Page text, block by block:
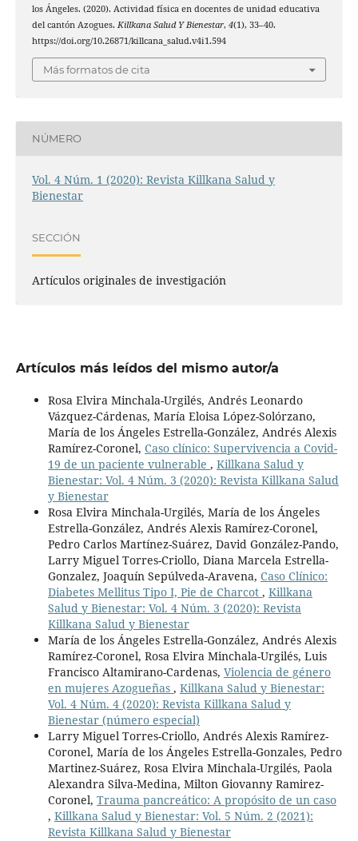
los Ángeles. (2020). Actividad física en docentes de unidad educativa
del cantón Azogues. Killkana Salud Y Bienestar, 4(1), 33–40.
https://doi.org/10.26871/killcana_salud.v4i1.594
Más formatos de cita
NÚMERO
Vol. 4 Núm. 1 (2020): Revista Killkana Salud y
Bienestar
SECCIÓN
Artículos originales de investigación
Artículos más leídos del mismo autor/a
Rosa Elvira Minchala-Urgilés, Andrés Leonardo
Vázquez-Cárdenas, María Eloisa López-Solórzano,
María de los Ángeles Estrella-González, Andrés Alexis
Ramírez-Coronel, Caso clínico: Supervivencia a Covid-
19 de un paciente vulnerable , Killkana Salud y
Bienestar: Vol. 4 Núm. 3 (2020): Revista Killkana Salud
y Bienestar
Rosa Elvira Minchala-Urgilés, María de los Ángeles
Estrella-González, Andrés Alexis Ramírez-Coronel,
Pedro Carlos Martínez-Suárez, David González-Pando,
Larry Miguel Torres-Criollo, Diana Marcela Estrella-
Gonzalez, Joaquín Sepúlveda-Aravena, Caso Clínico:
Diabetes Mellitus Tipo I, Pie de Charcot , Killkana
Salud y Bienestar: Vol. 4 Núm. 3 (2020): Revista
Killkana Salud y Bienestar
María de los Ángeles Estrella-González, Andrés Alexis
Ramírez-Coronel, Rosa Elvira Minchala-Urgilés, Luis
Francisco Altamirano-Cardenas, Violencia de género
en mujeres Azogueñas , Killkana Salud y Bienestar:
Vol. 4 Núm. 4 (2020): Revista Killkana Salud y
Bienestar (número especial)
Larry Miguel Torres-Criollo, Andrés Alexis Ramírez-
Coronel, María de los Ángeles Estrella-Gonzales, Pedro
Martinez-Suárez, Rosa Elvira Minchala-Urgilés, Paola
Alexandra Silva-Medina, Milton Giovanny Ramirez-
Coronel, Trauma pancreático: A propósito de un caso
, Killkana Salud y Bienestar: Vol. 5 Núm. 2 (2021):
Revista Killkana Salud y Bienestar